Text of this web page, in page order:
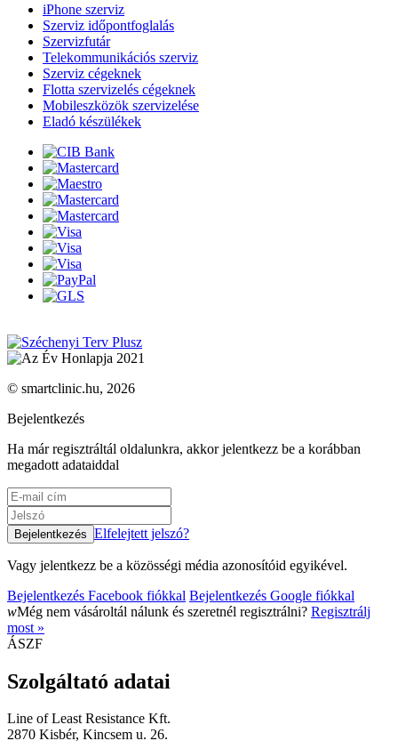
iPhone szerviz
Szerviz időpontfoglalás
Szervizfutár
Telekommunikációs szerviz
Szerviz cégeknek
Flotta szervizelés cégeknek
Mobileszközök szervizelése
Eladó készülékek
© smartclinic.hu, 2026
Bejelentkezés
Ha már regisztráltál oldalunkra, akkor jelentkezz be a korábban
megadott adataiddal
Elfelejtett jelszó?
Vagy jelentkezz be a közösségi média azonosítóid egyikével.
Bejelentkezés Facebook fiókkal Bejelentkezés Google fiókkal
wMég nem vásároltál nálunk és szeretnél regisztrálni? Regisztrálj
most »
ÁSZF
Szolgáltató adatai
Line of Least Resistance Kft.
2870 Kisbér, Kincsem u. 26.